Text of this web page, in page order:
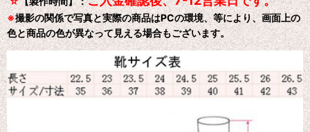
※撮影の関係で写真と実際の商品はPCの環境、等により、画面上の
色と商品の色が異なって見える場合もございます。